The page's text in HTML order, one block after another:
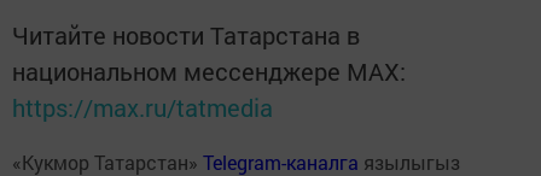
Читайте новости Татарстана в
национальном мессенджере MАХ:
https://max.ru/tatmedia
«Кукмор Татарстан» Telegram-каналга язылыгыз